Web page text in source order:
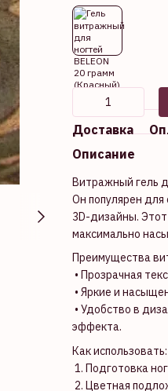
Доставка
Описание
Витражный гель
Он популярен
3D-дизайны.
максимально
Преимущества
• Прозрачная
• Яркие и
• Удобство в
эффекта.
Как использовать:
1. Подготовка
2. Цветная